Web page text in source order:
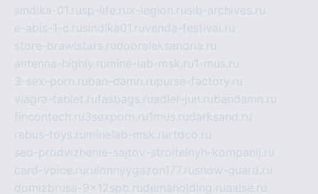
sindika-01.rusp-life.rux-legion.rusib-archives.ru
e-abis-1-c.rusindika01.ruvenda-festival.ru
store-brawlstars.rudooraleksandria.ru
antenna-highly.ru mine-lab-msk.ru1-mus.ru
3-sex-porn.ruban-damn.rupurse-factory.ru
viagra-tablet.rufasbags.ruadler-jun.rubandamn.ru
fincontech.ru3sexporn.ru1mus.rudarksand.ru
rebus-toys.ru minelab-msk.ru rtdco.ru
seo-prodvizhenie-sajtov-stroitelnyh-kompanij.ru
card-voice.ru rulonnyygazon177.rusnow-guard.ru
domizbrusa-9x12spb.rudemaholding.ruaalse.ru